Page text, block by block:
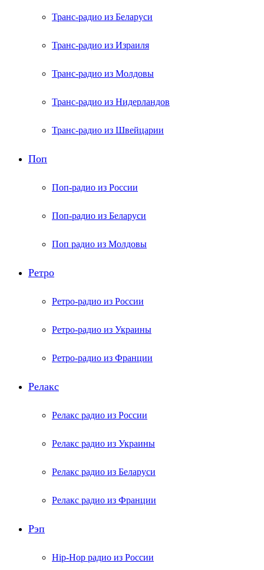
Транс-радио из Беларуси
Транс-радио из Израиля
Транс-радио из Молдовы
Транс-радио из Нидерландов
Транс-радио из Швейцарии
Поп
Поп-радио из России
Поп-радио из Беларуси
Поп радио из Молдовы
Ретро
Ретро-радио из России
Ретро-радио из Украины
Ретро-радио из Франции
Релакс
Релакс радио из России
Релакс радио из Украины
Релакс радио из Беларуси
Релакс радио из Франции
Рэп
Hip-Hop радио из России